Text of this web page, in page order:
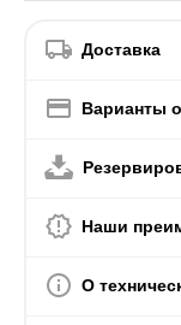
Доставка
Варианты
Наши
О